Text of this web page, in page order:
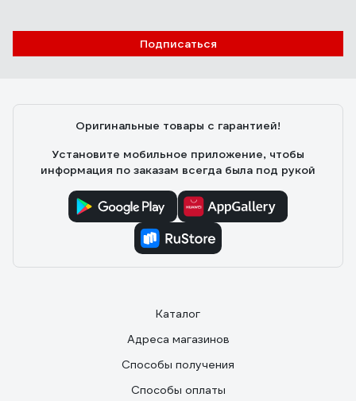
Подписаться
Оригинальные товары с гарантией!
Установите мобильное приложение, чтобы
информация по заказам всегда была под рукой
Каталог
Адреса магазинов
Способы получения
Способы оплаты